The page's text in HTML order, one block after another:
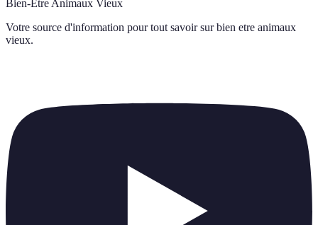
Bien-Être Animaux Vieux
Votre source d'information pour tout savoir sur bien etre animaux
vieux.